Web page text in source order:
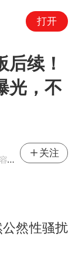
打开
续！
光，不
者
关注
然性骚扰